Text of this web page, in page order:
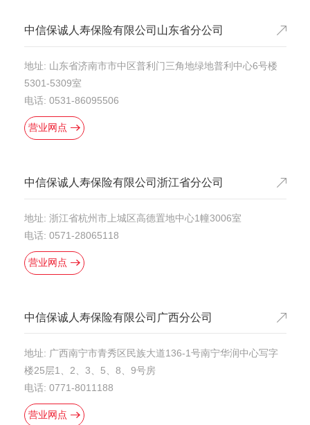
中信保诚人寿保险有限公司山东省分公司
地址: 山东省济南市市中区普利门三角地绿地普利中心6号楼
5301-5309室
电话: 0531-86095506
营业网点
中信保诚人寿保险有限公司浙江省分公司
地址: 浙江省杭州市上城区高德置地中心1幢3006室
电话: 0571-28065118
营业网点
中信保诚人寿保险有限公司广西分公司
地址: 广西南宁市青秀区民族大道136-1号南宁华润中心写字
楼25层1、2、3、5、8、9号房
电话: 0771-8011188
营业网点